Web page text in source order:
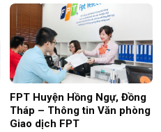
FPT Huyện Hồng Ngự, Đồng
Tháp – Thông tin Văn phòng
Giao dịch FPT